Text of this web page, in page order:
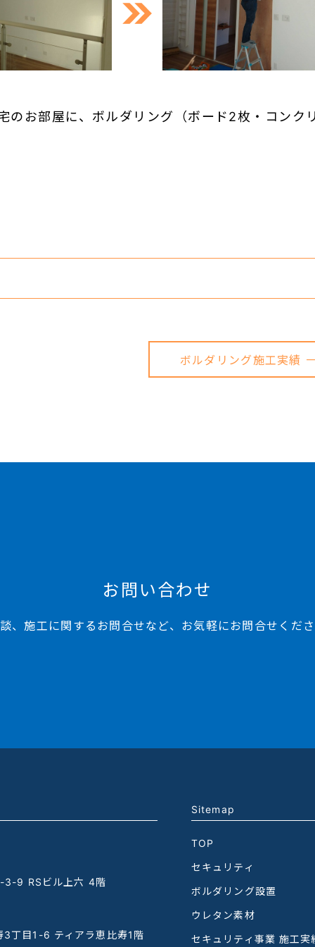
のお部屋に、ボルダリング（ボード2枚・コンク
ボルダリング施工実績
お問い合わせ
、施工に関するお問合せなど、お気軽にお問合せくださ
3-9 RSビル上六 4階
3丁目1-6 ティアラ恵比寿1階
Sitemap
TOP
セキュリティ
ボルダリング設置
ウレタン素材
セキュリティ事業 施工実